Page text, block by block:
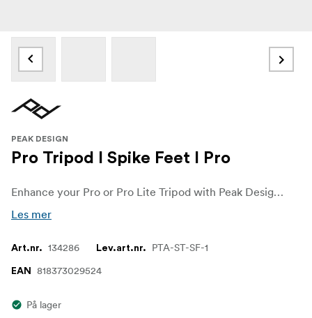
PEAK DESIGN
Pro Tripod I Spike Feet I Pro
Enhance your Pro or Pro Lite Tripod with Peak Design’s Spike Feet Set, designed for tough terrain. Each set includes three durable 420‑grade stainless steel spike feet that replace the standard rubber feet to deliver firm grip on soft soil, loose gravel, ice, and during windy conditions. Installation is straightforward—simply use a 4 mm hex wrench to mount them to each leg. Whether you're shooting outdoors in challenging environments or stabilizing heavy gear, these compact spikes help keep your tripod steady and reliable.
Les mer
Art.nr. 134286 Lev.art.nr. PTA-ST-SF-1
EAN 818373029524
På lager